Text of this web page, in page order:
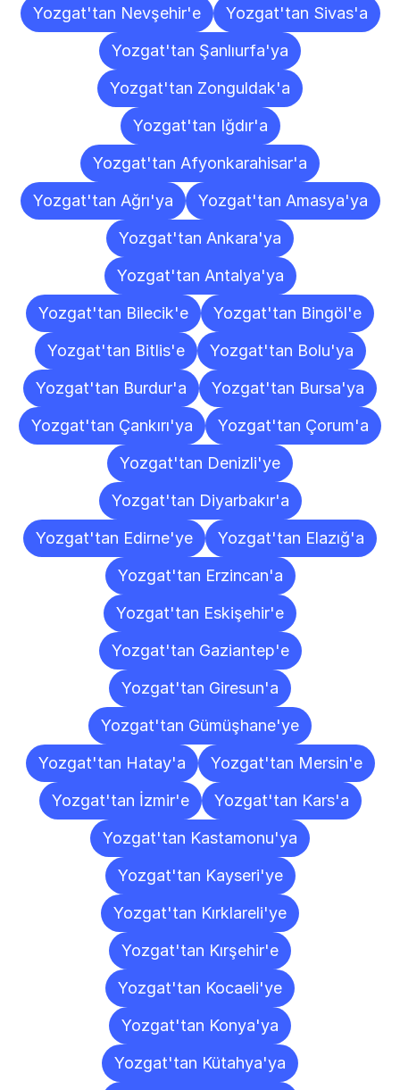
Yozgat'tan Nevşehir'e
Yozgat'tan Sivas'a
Yozgat'tan Şanlıurfa'ya
Yozgat'tan Zonguldak'a
Yozgat'tan Iğdır'a
Yozgat'tan Afyonkarahisar'a
Yozgat'tan Ağrı'ya
Yozgat'tan Amasya'ya
Yozgat'tan Ankara'ya
Yozgat'tan Antalya'ya
Yozgat'tan Bilecik'e
Yozgat'tan Bingöl'e
Yozgat'tan Bitlis'e
Yozgat'tan Bolu'ya
Yozgat'tan Burdur'a
Yozgat'tan Bursa'ya
Yozgat'tan Çankırı'ya
Yozgat'tan Çorum'a
Yozgat'tan Denizli'ye
Yozgat'tan Diyarbakır'a
Yozgat'tan Edirne'ye
Yozgat'tan Elazığ'a
Yozgat'tan Erzincan'a
Yozgat'tan Eskişehir'e
Yozgat'tan Gaziantep'e
Yozgat'tan Giresun'a
Yozgat'tan Gümüşhane'ye
Yozgat'tan Hatay'a
Yozgat'tan Mersin'e
Yozgat'tan İzmir'e
Yozgat'tan Kars'a
Yozgat'tan Kastamonu'ya
Yozgat'tan Kayseri'ye
Yozgat'tan Kırklareli'ye
Yozgat'tan Kırşehir'e
Yozgat'tan Kocaeli'ye
Yozgat'tan Konya'ya
Yozgat'tan Kütahya'ya